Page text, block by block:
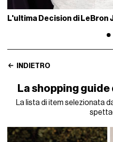
L'ultima Decision di LeBron
INDIETRO
La shopping
La lista di item selezionata